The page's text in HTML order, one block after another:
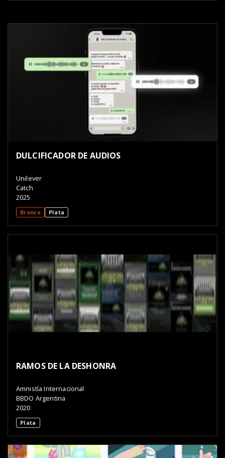
DULCIFICADOR DE AUDIOS
Unilever
Catch
2025
Bronce Plata
RAMOS DE LA DESHONRA
Amnistía Internacional
BBDO Argentina
2020
Plata